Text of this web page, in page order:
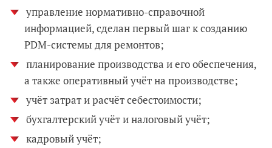
управление нормативно-справочной
информацией, сделан первый шаг к созданию
PDM-системы для ремонтов;
планирование производства и его обеспечения,
а также оперативный учёт на производстве;
учёт затрат и расчёт себестоимости;
бухгалтерский учёт и налоговый учёт;
кадровый учёт;